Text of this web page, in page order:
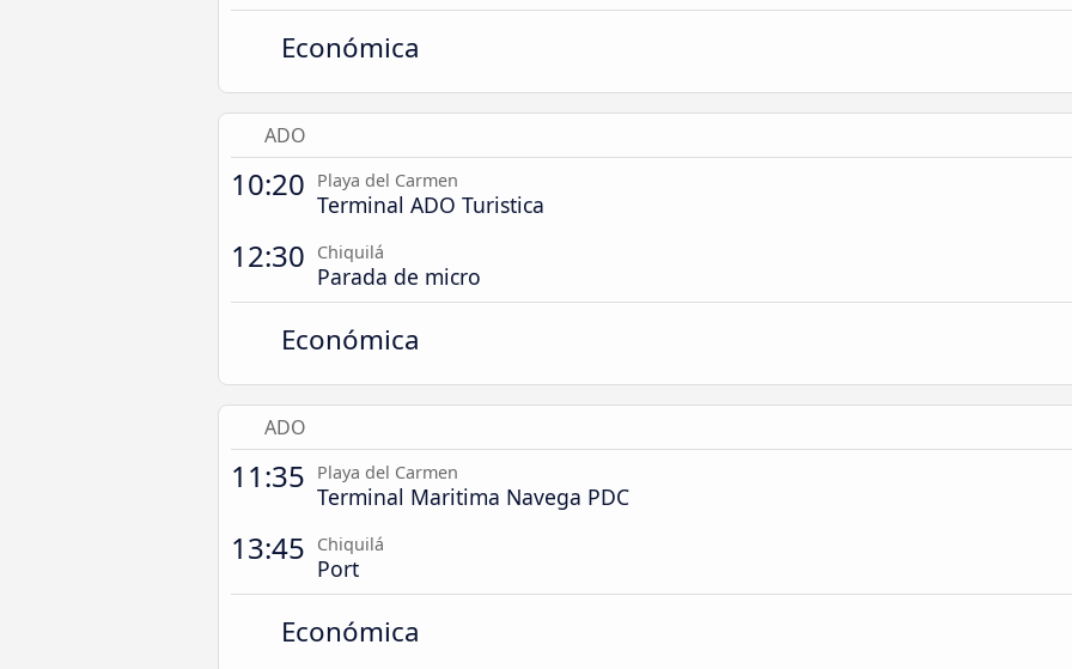
Económica
ADO
10:20 Playa del Carmen
Terminal ADO Turistica
12:30 Chiquilá
Parada de micro
Económica
ADO
11:35 Playa del Carmen
Terminal Maritima Navega PDC
13:45 Chiquilá
Port
Económica